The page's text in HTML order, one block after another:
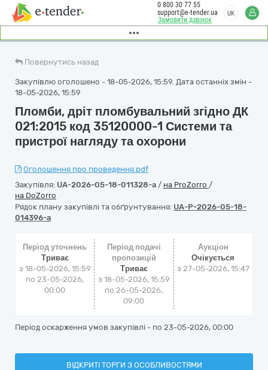
Замовити дзвінок
0 800 30 77 55
support@e-tender.ua
UK
Повернутись назад
Закупівлю оголошено - 18-05-2026, 15:59. Дата останніх змін -
18-05-2026, 15:59
Пломби, дріт пломбувальний згідно ДК
021:2015 код 35120000-1 Системи та
пристрої нагляду та охорони
Оголошення про проведення.pdf
Закупівля: UA-2026-05-18-011328-a / на ProZorro /
на DoZorro
Рядок плану закупівлі та обґрунтування: UA-P-2026-05-18-
014396-a
Період уточнень
Триває
з 18-05-2026, 15:59
по 23-05-2026,
00:00
Період подачі
пропозицій
Триває
з 18-05-2026, 15:59
по 26-05-2026,
09:00
Аукціон
Очікується
з 27-05-2026, 15:47
Період оскарження умов закупівлі - по 23-05-2026, 00:00
ВІДКРИТІ ТОРГИ З ОСОБЛИВОСТЯМИ